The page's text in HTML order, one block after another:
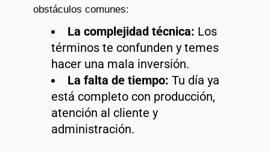
obstáculos comunes:
La complejidad técnica: Los
términos te confunden y temes
hacer una mala inversión.
La falta de tiempo: Tu día ya
está completo con producción,
atención al cliente y
administración.